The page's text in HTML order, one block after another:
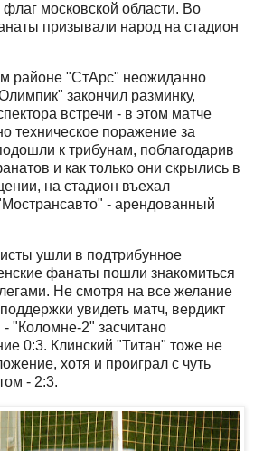
московской области. Во
призывали народ на стадион
районе "СтАрс" неожиданно
закончил разминку,
встречи - в этом матче
техническое поражение за
к трибунам, поблагодарив
и как только они скрылись в
на стадион въехал
- арендованный
ушли в подтрибунное
фанаты пошли знакомиться
Не смотря на все желание
увидеть матч, вердикт
"Коломне-2" засчитано
0:3. Клинский "Титан" тоже не
хотя и проиграл с чуть
- 2:3.